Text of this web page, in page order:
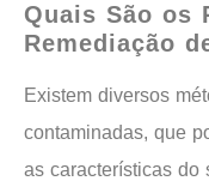
Quais São os
Remediação
Existem diversos
contaminadas, que
as características do